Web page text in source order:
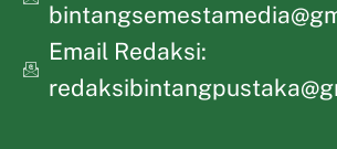
Email Redaksi: